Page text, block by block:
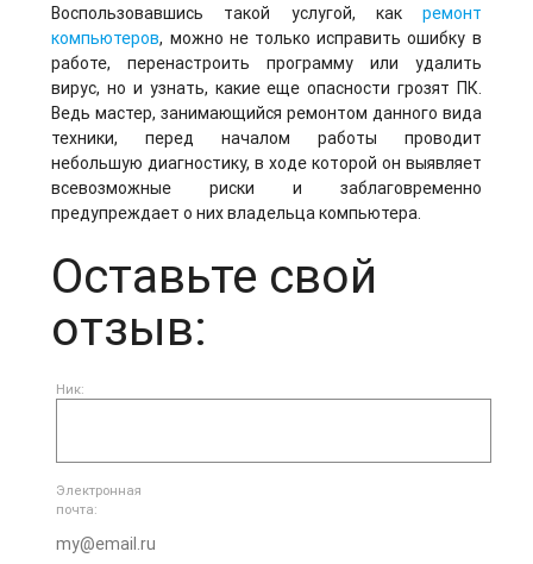
Воспользовавшись такой услугой, как ремонт
компьютеров, можно не только исправить ошибку в
работе, перенастроить программу или удалить
вирус, но и узнать, какие еще опасности грозят ПК.
Ведь мастер, занимающийся ремонтом данного вида
техники, перед началом работы проводит
небольшую диагностику, в ходе которой он выявляет
всевозможные риски и заблаговременно
предупреждает о них владельца компьютера.
Оставьте свой
отзыв:
Ник:
Электронная
почта: